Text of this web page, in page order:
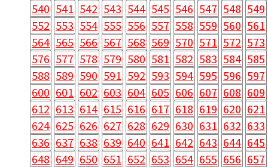
540 541 542 543 544 545 546 547 548 549
552 553 554 555 556 557 558 559 560 561
564 565 566 567 568 569 570 571 572 573
576 577 578 579 580 581 582 583 584 585
588 589 590 591 592 593 594 595 596 597
600 601 602 603 604 605 606 607 608 609
612 613 614 615 616 617 618 619 620 621
624 625 626 627 628 629 630 631 632 633
636 637 638 639 640 641 642 643 644 645
648 649 650 651 652 653 654 655 656 657